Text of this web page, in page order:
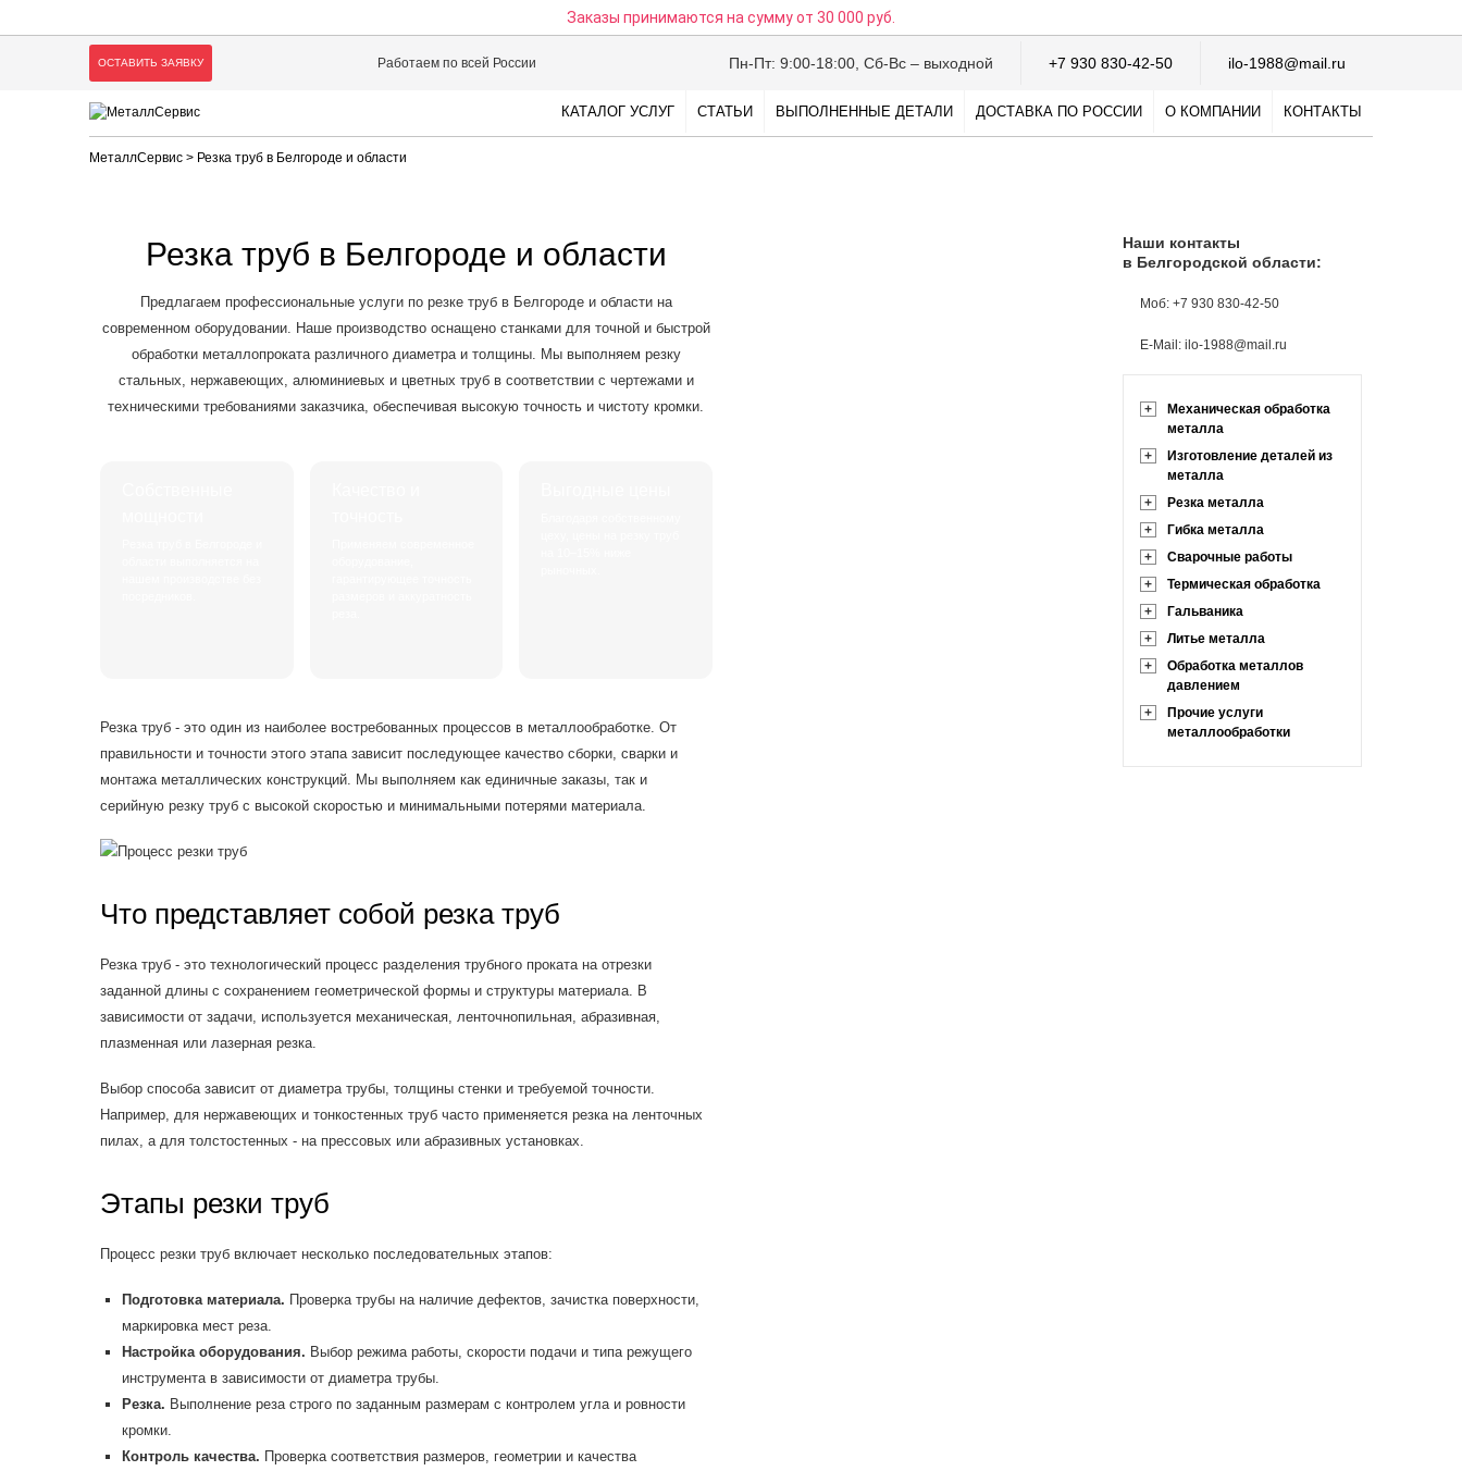
Заказы принимаются на суммуот 30 000 руб.
ОСТАВИТЬ ЗАЯВКУ Работаем по всей России Пн-Пт: 9:00-18:00, Сб-Вс – выходной +7 930 830-42-50 ilo-1988@mail.ru
КАТАЛОГ УСЛУГ СТАТЬИ ВЫПОЛНЕННЫЕ ДЕТАЛИ ДОСТАВКА ПО РОССИИ О КОМПАНИИ КОНТАКТЫ
МеталлСервис > Резка труб в Белгороде и области
Резка труб в Белгороде и области
Предлагаем профессиональные услуги по резке труб в Белгороде и области на
современном оборудовании. Наше производство оснащено станками для точной и быстрой
обработки металлопроката различного диаметра и толщины. Мы выполняем резку
стальных, нержавеющих, алюминиевых и цветных труб в соответствии с чертежами и
техническими требованиями заказчика, обеспечивая высокую точность и чистоту кромки.
Резка труб - это один из наиболее востребованных процессов в металлообработке. От
правильности и точности этого этапа зависит последующее качество сборки, сварки и
монтажа металлических конструкций. Мы выполняем как единичные заказы, так и
серийную резку труб с высокой скоростью и минимальными потерями материала.
Что представляет собой резка труб
Резка труб - это технологический процесс разделения трубного проката на отрезки
заданной длины с сохранением геометрической формы и структуры материала. В
зависимости от задачи, используется механическая, ленточнопильная, абразивная,
плазменная или лазерная резка.
Выбор способа зависит от диаметра трубы, толщины стенки и требуемой точности.
Например, для нержавеющих и тонкостенных труб часто применяется резка на ленточных
пилах, а для толстостенных - на прессовых или абразивных установках.
Этапы резки труб
Процесс резки труб включает несколько последовательных этапов:
Подготовка материала. Проверка трубы на наличие дефектов, зачистка поверхности,
маркировка мест реза.
Настройка оборудования. Выбор режима работы, скорости подачи и типа режущего
инструмента в зависимости от диаметра трубы.
Резка. Выполнение реза строго по заданным размерам с контролем угла и ровности
кромки.
Контроль качества. Проверка соответствия размеров, геометрии и качества
Наши контакты
в Белгородской области:
Моб: +7 930 830-42-50
E-Mail: ilo-1988@mail.ru
+
Механическая обработка
металла
+
Изготовление деталей из
металла
+
Резка металла
+
Гибка металла
+
Сварочные работы
+
Термическая обработка
+
Гальваника
+
Литье металла
+
Обработка металлов
давлением
+
Прочие услуги
металлообработки